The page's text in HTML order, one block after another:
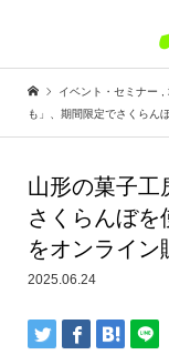
イベント・セミナー
も」、期間限定でさくらん
山形の菓子
さくらんぼ
をオンライン
2025.06.24